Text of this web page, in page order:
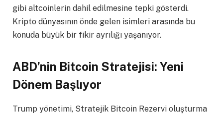
gibi altcoinlerin dahil edilmesine tepki gösterdi.
Kripto dünyasının önde gelen isimleri arasında bu
konuda büyük bir fikir ayrılığı yaşanıyor.
ABD’nin Bitcoin Stratejisi: Yeni
Dönem Başlıyor
Trump yönetimi, Stratejik Bitcoin Rezervi oluşturma